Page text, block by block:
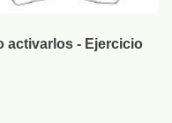
activarlos - Ejercicio